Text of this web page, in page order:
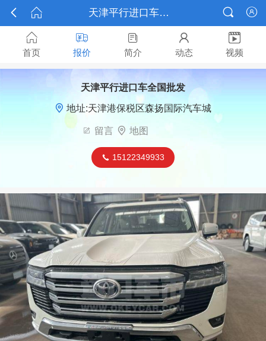
  天津平行进口车全国批发报价 


首页

报价

简介

动态

视频
天津平行进口车全国批发
 地址:天津港保税区森扬国际汽车城
 留言  地图
 15122349933